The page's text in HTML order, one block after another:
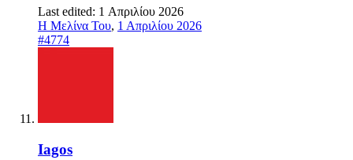
Last edited: 1 Απριλίου 2026
Η Μελίνα Του, 1 Απριλίου 2026
#4774
Iagos